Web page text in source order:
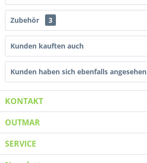
Zubehör 3
Kunden kauften auch
Kunden haben sich ebenfalls angesehen
KONTAKT
OUTMAR
SERVICE